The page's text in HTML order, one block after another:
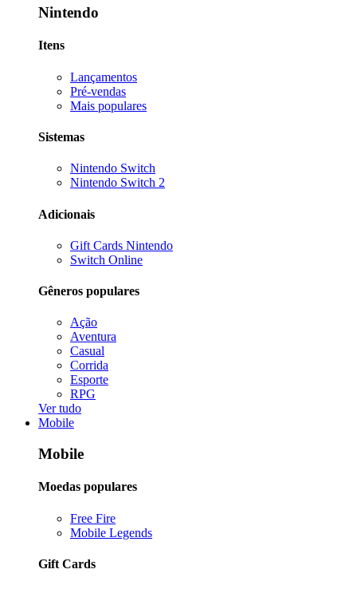
Nintendo
Itens
Lançamentos
Pré-vendas
Mais populares
Sistemas
Nintendo Switch
Nintendo Switch 2
Adicionais
Gift Cards Nintendo
Switch Online
Gêneros populares
Ação
Aventura
Casual
Corrida
Esporte
RPG
Ver tudo
Mobile
Mobile
Moedas populares
Free Fire
Mobile Legends
Gift Cards